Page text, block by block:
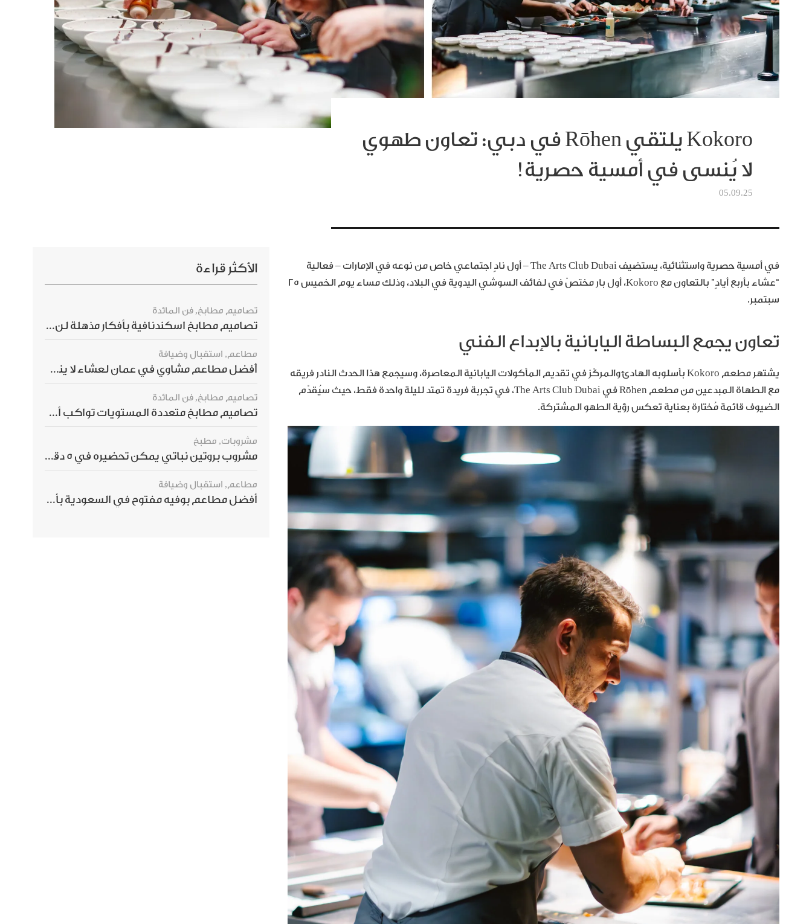
Kokoro يلتقي Rōhen في دبي: تعاون طهوي
لا يُنسى في أمسية حصرية!
05.09.25
في أمسية حصرية واستثنائية، يستضيف The Arts Club Dubai – أول نادٍ اجتماعي خاص من نوعه في الإمارات – فعالية
“عشاء بأربع أيادٍ” بالتعاون مع Kokoro، أول بار مختصّ في لفائف السوشي اليدوية في البلاد، وذلك مساء يوم الخميس 25
سبتمبر.
تعاون يجمع البساطة اليابانية بالإبداع الفني
يشتهر مطعم Kokoro بأسلوبه الهادئ والمركّز في تقديم المأكولات اليابانية المعاصرة، وسيجمع هذا الحدث النادر فريقه
مع الطهاة المبدعين من مطعم Rōhen في The Arts Club Dubai، في تجربة فريدة تمتد لليلة واحدة فقط، حيث سيُقدّم
الضيوف قائمة مُختارة بعناية تعكس رؤية الطهو المشتركة.
الأكثر قراءة
تصاميم مطابخ, فن المائدة
تصاميم مطابخ اسكندنافية بأفكار مذهلة لن ترغبي بتفويتها
مطاعم, استقبال وضيافة
أفضل مطاعم مشاوي في عمان لعشاء لا ينسى
تصاميم مطابخ, فن المائدة
تصاميم مطابخ متعددة المستويات تواكب أحدث صيحات الديكور العالمي
مشروبات, مطبخ
مشروب بروتين نباتي يمكن تحضيره في 5 دقائق ويمنحك شعورًا بالشبع
مطاعم, استقبال وضيافة
أفضل مطاعم بوفيه مفتوح في السعودية بأسعار تناسب الجميع